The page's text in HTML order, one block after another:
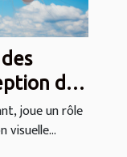
de
joue un rôle
visuelle...